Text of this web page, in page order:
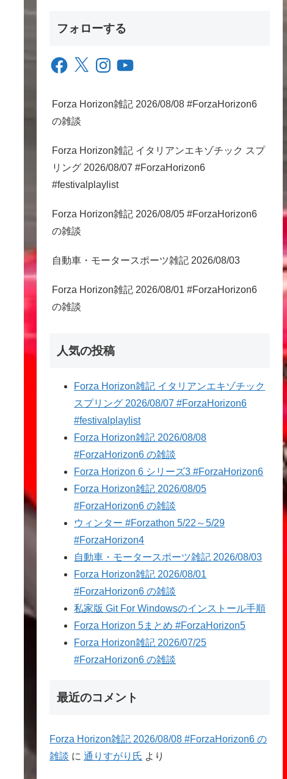
フォローする
Facebook
X InstagramYouTube
Forza Horizon雑記 2026/08/08 #ForzaHorizon6
の雑談
Forza Horizon雑記 イタリアンエキゾチック スプ
リング 2026/08/07 #ForzaHorizon6
#festivalplaylist
Forza Horizon雑記 2026/08/05 #ForzaHorizon6
の雑談
自動車・モータースポーツ雑記 2026/08/03
Forza Horizon雑記 2026/08/01 #ForzaHorizon6
の雑談
人気の投稿
Forza Horizon雑記 イタリアンエキゾチック
スプリング 2026/08/07 #ForzaHorizon6
#festivalplaylist
Forza Horizon雑記 2026/08/08
#ForzaHorizon6 の雑談
Forza Horizon 6 シリーズ3 #ForzaHorizon6
Forza Horizon雑記 2026/08/05
#ForzaHorizon6 の雑談
ウィンター #Forzathon 5/22～5/29
#ForzaHorizon4
自動車・モータースポーツ雑記 2026/08/03
Forza Horizon雑記 2026/08/01
#ForzaHorizon6 の雑談
私家版 Git For Windowsのインストール手順
Forza Horizon 5まとめ #ForzaHorizon5
Forza Horizon雑記 2026/07/25
#ForzaHorizon6 の雑談
最近のコメント
Forza Horizon雑記 2026/08/08 #ForzaHorizon6 の
雑談 に通りすがり氏 より